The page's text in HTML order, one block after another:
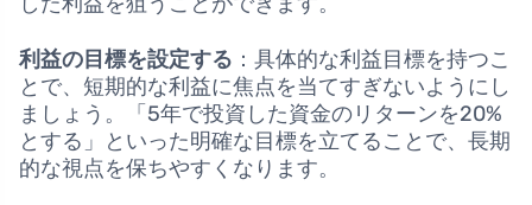
利益の目標を設定する ：具体的な利益目標を持つこ
とで、短期的な利益に焦点を当てすぎないようにし
ましょう。「5年で投資した資金のリターンを20%
とする」といった明確な目標を立てることで、長期
的な視点を保ちやすくなります。